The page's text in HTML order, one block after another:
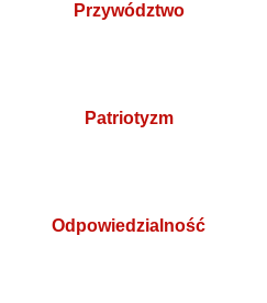
Przywództwo
Patriotyzm
Odpowiedzialność